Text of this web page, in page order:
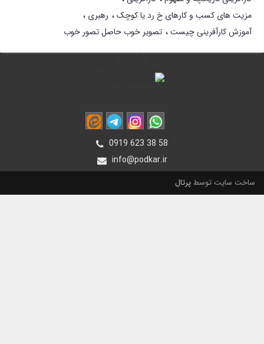
مزیت های کسب و کارهای خ رد یا کوچک رهبری
آموزش کارآفرینی چیست تصویر خوب حاصل تصور خوب
نماد ثبت ملی
0919 623 38 58
info@podkar.ir
ساخت سایت توسطپرتال